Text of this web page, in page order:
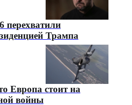
перехватили
Трампа
Европа стоит на
войны